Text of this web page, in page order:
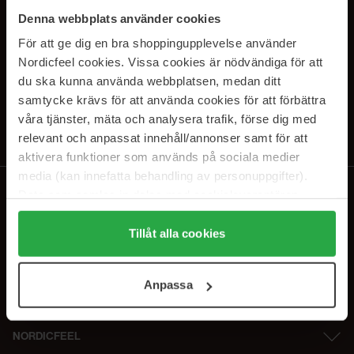
Denna webbplats använder cookies
För att ge dig en bra shoppingupplevelse använder
Nordicfeel cookies. Vissa cookies är nödvändiga för att
du ska kunna använda webbplatsen, medan ditt
samtycke krävs för att använda cookies för att förbättra
våra tjänster, mäta och analysera trafik, förse dig med
relevant och anpassat innehåll/annonser samt för att
aktivera funktioner som används på sociala medier
media (kan innefatta behandling av personuppgifter).
Genom att trycka på "Tillåt alla cookies" accepterar du
alla cookies, medan du under "Detaljer" kan anpassa
användningen av cookies. Du kan när som helst återkalla
samt vår Integritetspolicy.
Tillåt alla cookies
Anpassa
SUBSCRIBE TO OUR
NEWSLETTER
Ved å abonnere godtar du vårpersonvernerklæring. Du kan melde deg
av når som helst.
NORDICFEEL